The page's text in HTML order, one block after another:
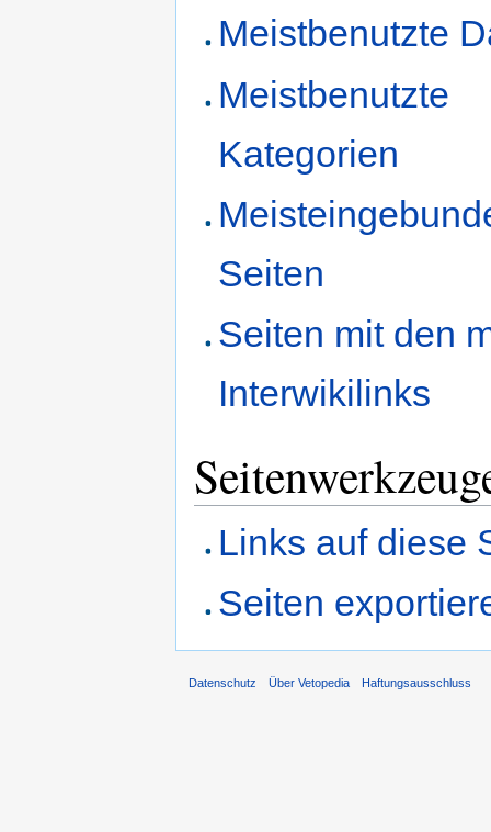
Meistbenutzte
Meistbenutzte
Kategorien
Seiten
Seiten mit den
Interwikilinks
Links auf diese
Seiten
Datenschutz Über Vetopedia Haftungsausschluss